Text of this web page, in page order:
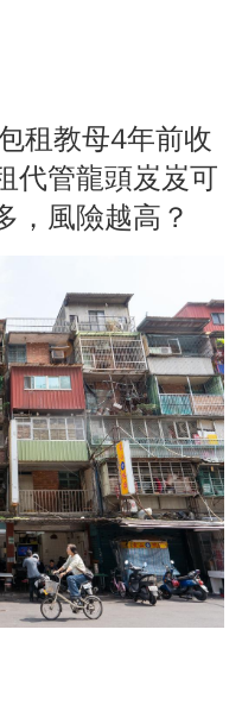
租教母4年前收
代管龍頭岌岌可
，風險越高？